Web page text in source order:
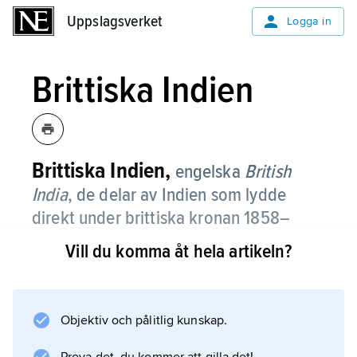
Uppslagsverket Logga in
Brittiska Indien
Brittiska Indien, engelska British
India, de delar av Indien som lydde
direkt under brittiska kronan 1858–
1947.
utvidgade handelsfaktorier vid kusterna och
Vill du komma åt hela artikeln?
Objektiv och pålitlig kunskap.